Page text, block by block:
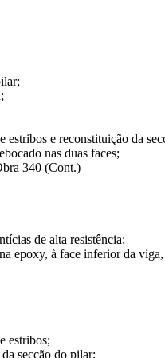
e reconstituição da
nas duas faces;
340 (Cont.)
de alta resistência;
epoxy, à face inferior da
estribos;
secção do pilar;